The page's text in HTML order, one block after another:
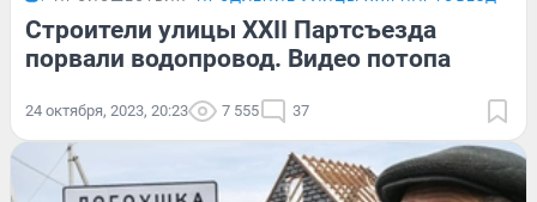
Строители улицы XXII Партсъезда
порвали водопровод. Видео потопа
24 октября, 2023, 20:23 7 555 37